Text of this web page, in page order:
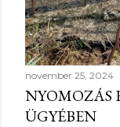
november 25, 2024
NYOMOZÁS
ÜGYÉBEN